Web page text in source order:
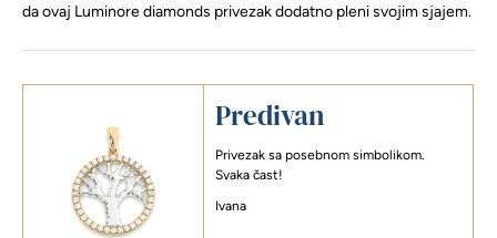
da ovaj Luminore diamonds privezak dodatno pleni svojim sjajem.
Predivan
Privezak sa posebnom simbolikom.
Svaka čast!
Ivana